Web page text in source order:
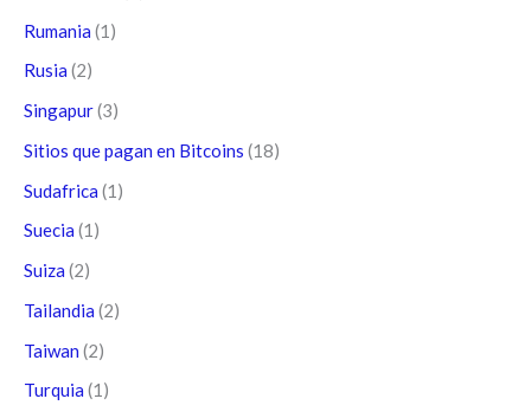
Rumania (1)
Rusia (2)
Singapur(3)
Sitios que pagan en Bitcoins (18)
Sudafrica (1)
Suecia (1)
Suiza (2)
Tailandia (2)
Taiwan (2)
Turquia (1)